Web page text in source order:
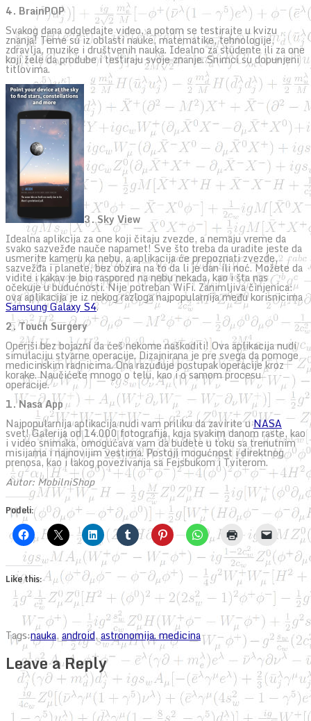
4. BrainPOP
Svakog dana odgledajte video, a potom se testirajte u kvizu
znanja! Teme su iz oblasti nauke, matematike, tehnologije,
zdravlja, muzike i društvenih nauka. Idealno za studente ili za one
koji žele da prodube i testiraju svoje znanje. Snimci su dopunjeni
titlovima.
3. Sky View
Idealna aplikcija za one koji čitaju zvezde, a nemaju vreme da
svako sazvežđe nauče napamet! Sve što treba da uradite jeste da
usmerite kameru ka nebu, a aplikacija će prepoznati zvezde,
sazvežđa i planete, bez obzira na to da li je dan ili noć. Možete da
vidite i kakav je bio raspored na nebu nekada, kao i šta nas
očekuje u budućnosti. Nije potreban WiFi. Zanimljiva činjenica:
ova aplikacija je iz nekog razloga najpopularnija među korisnicima
Samsung Galaxy S4.
2. Touch Surgery
Operiši bez bojazni da ćeš nekome naškoditi! Ova aplikacija nudi
simulaciju stvarne operacije. Dizajnirana je pre svega da pomoge
medicinskim radnicima. Ona razuđuje postupak operacije kroz
korake. Naučićete mnogo o telu, kao i o samom procesu
operacije.
1. Nasa App
Najpopularnija aplikacija nudi vam priliku da zavirite uNASA
svet! Galerija od 14.000 fotografija, koja svakim danom raste, kao
i video snimaka, omogućava vam da budete u toku sa trenutnim
misijama i najnovijim vestima. Postoji mogućnost i direktnog
prenosa, kao i lakog povezivanja sa Fejsbukom i Tviterom.
Autor: MobilniShop
Podeli:
Like this:
Tags:nauka, android,astronomija. medicina
Leave a Reply